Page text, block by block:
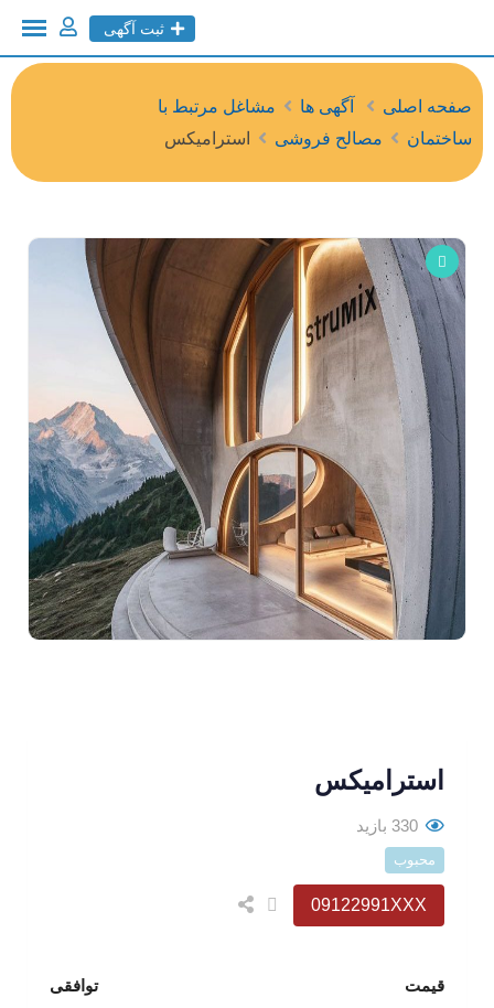
ثبت آگهی
صفحه اصلی آگهی ها
مشاغل مرتبط با
ساختمان
مصالح فروشی استراميکس
استراميکس
330 بازید
محبوب
09122991XXX
قیمت توافقی